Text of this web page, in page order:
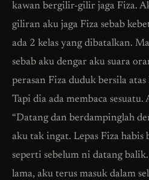
kawan bergilir-gilir jaga Fiza.
giliran aku jaga Fiza sebab
ada 2 kelas yang dibatalkan.
sebab aku dengar aku suara
perasan Fiza duduk bersila
Tapi dia ada membaca
“Datang dan berdampinglah
aku tak ingat. Lepas Fiza habis
seperti sebelum ni datang
lama, aku terus masuk dalam